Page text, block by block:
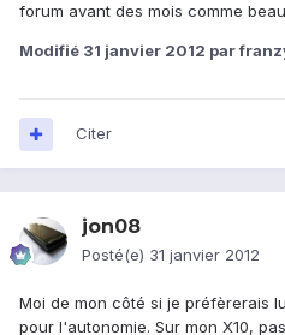
forum avant des mois comme
Modifié 31 janvier 2012 par
Citer
jon08
Posté(e) 31 janvier 2012
Moi de mon côté si je préfèrerais
pour l'autonomie. Sur mon X10,